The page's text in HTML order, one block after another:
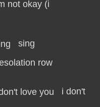
sing
i don't